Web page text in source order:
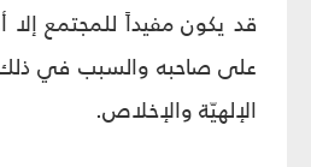
قد يكون مفيداً للمجتمع إلا
على صاحبه والسبب في ذلك
الإلهيّة والإخلاص.